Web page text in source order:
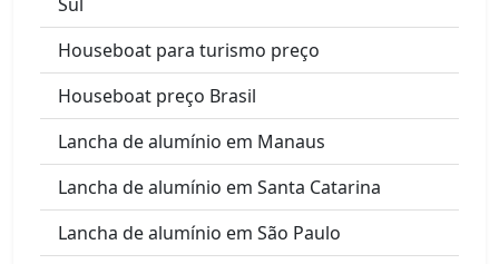
Houseboat para turismo preço
Houseboat preço Brasil
Lancha de alumínio em Manaus
Lancha de alumínio em Santa Catarina
Lancha de alumínio em São Paulo